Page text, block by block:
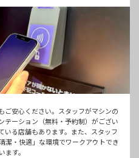
ご安心ください。スタッフがマシンの
テーション（無料・予約制）がござい
いる店舗もあります。また、スタッフ
潔・快適」な環境でワークアウトでき
す。